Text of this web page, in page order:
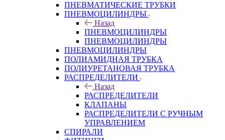
ПНЕВМАТИЧЕСКИЕ ТРУБКИ
ПНЕВМОЦИЛИНДРЫ
Назад
ПНЕВМОЦИЛИНДРЫ
ПНЕВМОЦИЛИНДРЫ
ПНЕВМОЦИЛИНДРЫ
ПОЛИАМИДНАЯ ТРУБКА
ПОЛИУРЕТАНОВАЯ ТРУБКА
РАСПРЕДЕЛИТЕЛИ
Назад
РАСПРЕДЕЛИТЕЛИ
КЛАПАНЫ
РАСПРЕДЕЛИТЕЛИ С РУЧНЫМ
УПРАВЛЕНИЕМ
СПИРАЛИ